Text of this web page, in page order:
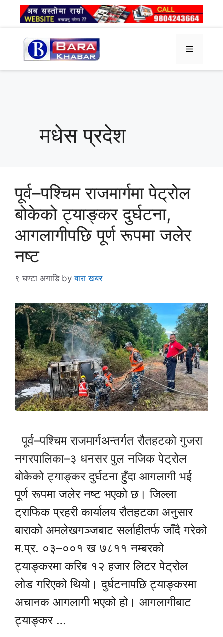
Menu
मधेस प्रदेश
पूर्व–पश्चिम राजमार्गमा पेट्रोल
बोकेको ट्याङ्कर दुर्घटना,
आगलागीपछि पूर्ण रूपमा जलेर
नष्ट
९ घण्टा अगाडि byबारा खबर
पूर्व–पश्चिम राजमार्गअन्तर्गत रौतहटको गुजरा
नगरपालिका–३ धनसर पुल नजिक पेट्रोल
बोकेको ट्याङ्कर दुर्घटना हुँदा आगलागी भई
पूर्ण रूपमा जलेर नष्ट भएको छ। जिल्ला
ट्राफिक प्रहरी कार्यालय रौतहटका अनुसार
बाराको अमलेखगञ्जबाट सर्लाहीतर्फ जाँदै गरेको
म.प्र. ०३–००१ ख ७८११ नम्बरको
ट्याङ्करमा करिब १२ हजार लिटर पेट्रोल
लोड गरिएको थियो। दुर्घटनापछि ट्याङ्करमा
अचानक आगलागी भएको हो। आगलागीबाट
ट्याङ्कर …